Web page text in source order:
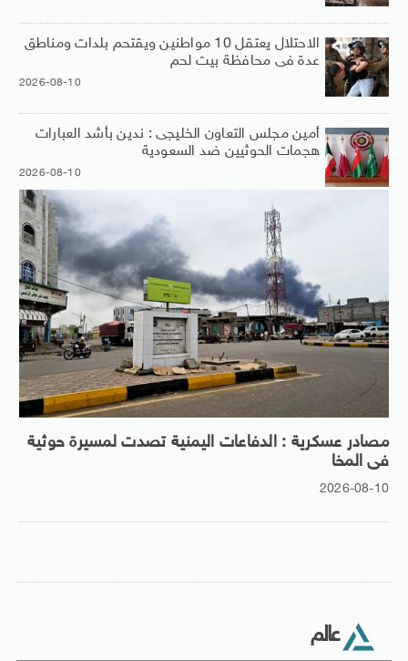
الاحتلال يعتقل 10 مواطنين ويقتحم بلدات ومناطق
عدة فى محافظة بيت لحم
2026-08-10
أمين مجلس التعاون الخليجى : ندين بأشد العبارات
هجمات الحوثيين ضد السعودية
2026-08-10
مصادر عسكرية : الدفاعات اليمنية تصدت لمسيرة حوثية
فى المخا
2026-08-10
عالم